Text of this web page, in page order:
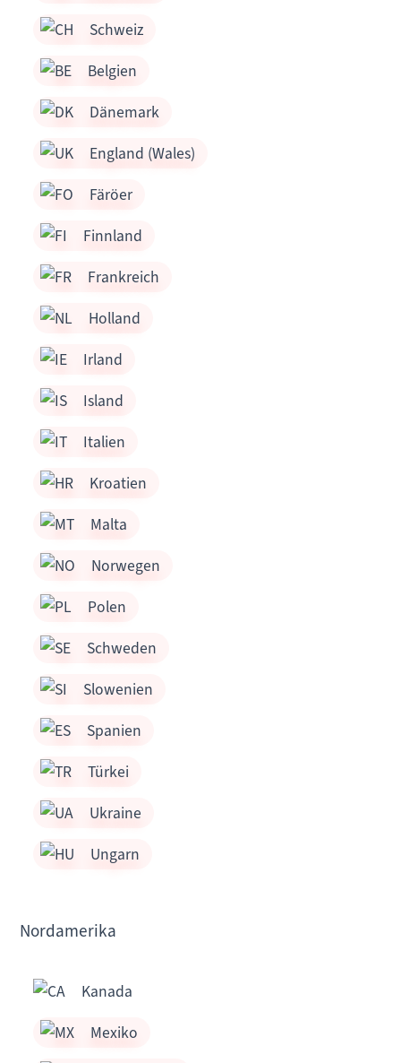
Schweiz
Belgien
Dänemark
England (Wales)
Färöer
Finnland
Frankreich
Holland
Irland
Island
Italien
Kroatien
Malta
Norwegen
Polen
Schweden
Slowenien
Spanien
Türkei
Ukraine
Ungarn
Nordamerika
Kanada
Mexiko